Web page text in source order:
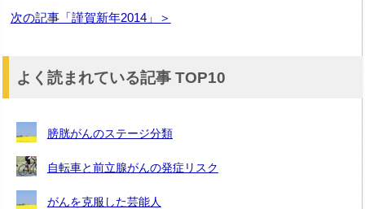
次の記事「謹賀新年2014」＞
よく読まれている記事 TOP10
膀胱がんのステージ分類
自転車と前立腺がんの発症リスク
がんを克服した芸能人